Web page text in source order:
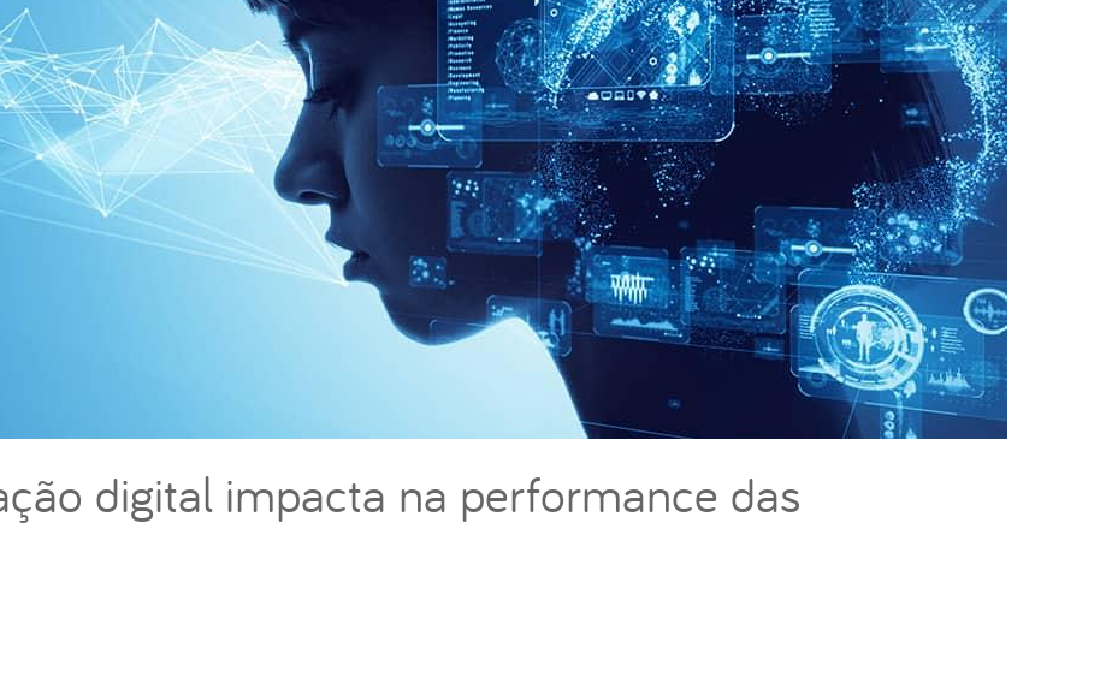
digital impacta na performance das